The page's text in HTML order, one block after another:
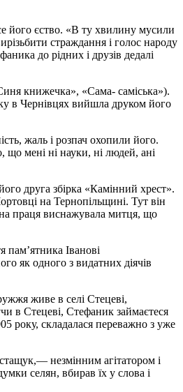
його єство. «В ту хвилину мусили
страждання і голос народу
до рідних і друзів дедалі
книжечка», «Сама- саміська»).
в Чернівцях вийшла друком його
жаль і розпач охопили його.
що мені ні науки, ні людей, ані
друга збірка «Камінний хрест».
на Тернопільщині. Тут він
праця виснажувала митця, що
Іванові
одного з видатних діячів
живе в селі Стецеві,
в Стецеві, Стефаник займаєтеся
року, складалася переважно з уже
незмінним агітатором і
селян, вбирав їх у слова і